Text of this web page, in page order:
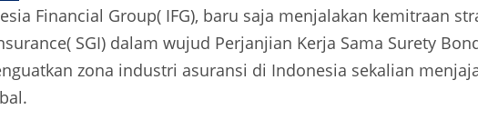
Financial Group( IFG), baru saja menjalakan kemitraan
SGI) dalam wujud Perjanjian Kerja Sama Surety
zona industri asuransi di Indonesia sekalian